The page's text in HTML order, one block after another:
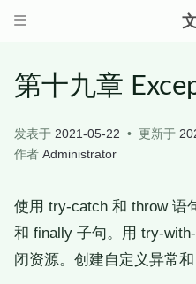
第十九章
发表于 2021-05-22 更新于
作者 Administrator
使用 try-catch 和 throw 语
和 finally 子句。用 try-
闭资源。创建自定义异常和